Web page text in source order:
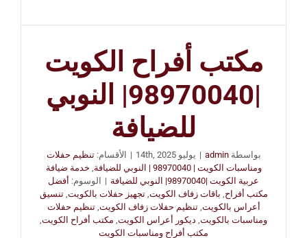
مكتب أفراح الكويت
|98970040| النوبي
للضيافة
بواسطةadmin
| يوليو 14th, 2025 | الأقسام:تنظيم حفلات
ومناسبات الكويت | 98970040 | النوبي للضيافة
, خدمة ضيافة
عربية الكويت |98970040| النوبي للضيافة
| الوسوم: أفضل
مكتب أفراح, باقات زفاف الكويت,تجهيز حفلات بالكويت,تنسيق
أعراس بالكويت,تنظيم حفلات زفاف الكويت,تنظيم حفلات
ومناسبات بالكويت, ديكور أعراس الكويت, مكتب أفراح الكويت,
مكتب أفراح ومناسبات الكويت